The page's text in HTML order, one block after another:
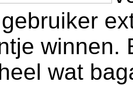
winnen.
wat